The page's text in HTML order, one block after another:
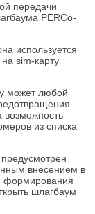
передачи
PERCo-
используется
sim-карту
может любой
возможность
из списка
внесением в
формирования
шлагбаум